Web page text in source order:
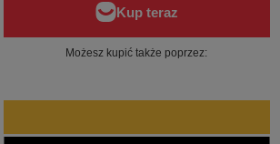
Możesz kupić także poprzez: